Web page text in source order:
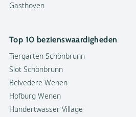
Gasthoven
Top 10 bezienswaardigheden
Tiergarten Schönbrunn
Slot Schönbrunn
Belvedere Wenen
Hofburg Wenen
Hundertwasser Village